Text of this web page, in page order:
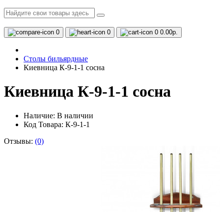
0 0 0 0.00р.
Столы бильярдные
Киевница К-9-1-1 сосна
Киевница К-9-1-1 сосна
Наличие: В наличии
Код Товара: К-9-1-1
Отзывы: (0)